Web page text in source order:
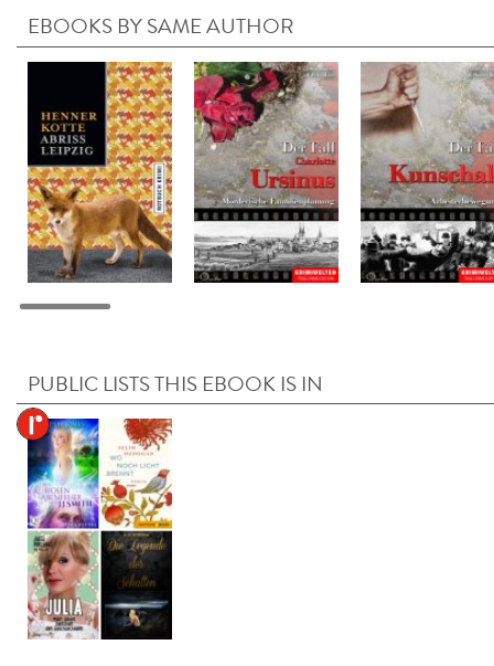
EBOOKS BY SAME AUTHOR
PUBLIC LISTS THIS EBOOK IS IN